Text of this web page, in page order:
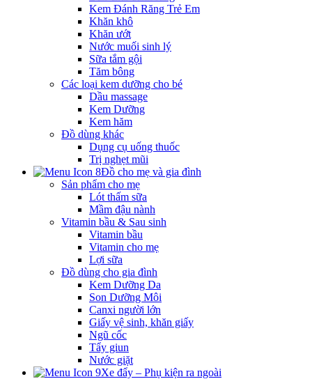
Kem Đánh Răng Trẻ Em
Khăn khô
Khăn ướt
Nước muối sinh lý
Sữa tắm gội
Tăm bông
Các loại kem dưỡng cho bé
Dầu massage
Kem Dưỡng
Kem hăm
Đồ dùng khác
Dụng cụ uống thuốc
Trị nghẹt mũi
Đồ cho mẹ và gia đình
Sản phẩm cho mẹ
Lót thấm sữa
Mầm đậu nành
Vitamin bầu & Sau sinh
Vitamin bầu
Vitamin cho mẹ
Lợi sữa
Đồ dùng cho gia đình
Kem Dưỡng Da
Son Dưỡng Môi
Canxi người lớn
Giấy vệ sinh, khăn giấy
Ngũ cốc
Tẩy giun
Nước giặt
Xe đẩy – Phụ kiện ra ngoài